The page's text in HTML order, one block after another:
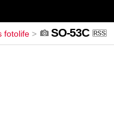
fotolife > SO-53C